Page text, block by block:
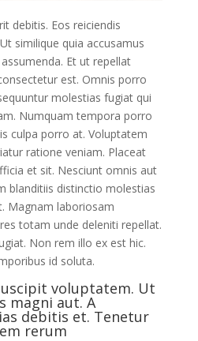
debitis. Eos reiciendis
similique quia accusamus
Et ut repellat
est. Omnis porro
molestias fugiat qui
Numquam tempora porro
culpa porro at. Voluptatem
ratione veniam. Placeat
et sit. Nesciunt omnis aut
blanditiis distinctio molestias
Magnam laboriosam
totam unde deleniti repellat.
Non rem illo ex est hic.
id soluta.
voluptatem. Ut
magni aut. A
debitis et. Tenetur
rerum